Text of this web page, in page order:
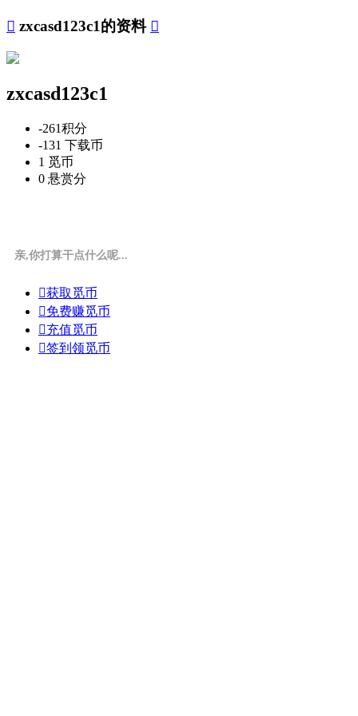
 zxcasd123c1的资料 
zxcasd123c1
-261积分
-131 下载币
1 觅币
0 悬赏分
亲,你打算干点什么呢...
获取觅币
免费赚觅币
充值觅币
签到领觅币